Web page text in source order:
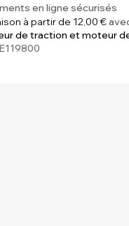
en ligne sécurisés
à partir de 12,00 €
de traction et moteur